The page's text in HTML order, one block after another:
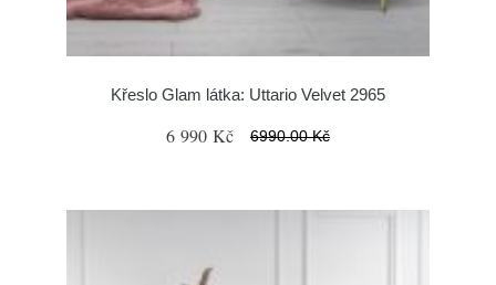
Křeslo Glam látka: Uttario Velvet 2965
6 990 Kč 6990.00 Kč